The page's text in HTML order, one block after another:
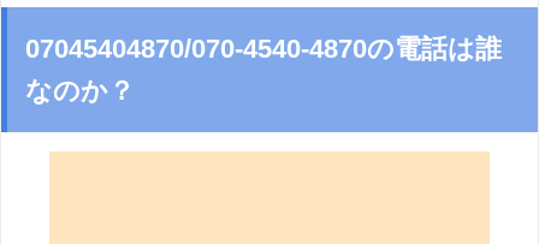
07045404870/070-4540-4870の電話は誰
なのか？